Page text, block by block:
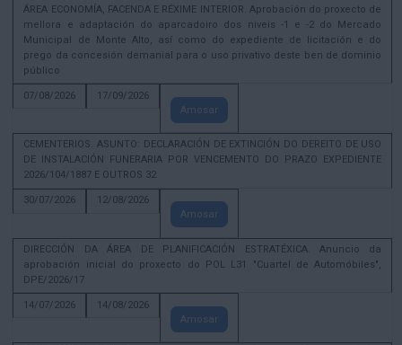
ÁREA ECONOMÍA, FACENDA E RÉXIME INTERIOR. Aprobación do proxecto de
mellora e adaptación do aparcadoiro dos niveis -1 e -2 do Mercado
Municipal de Monte Alto, así como do expediente de licitación e do
prego da concesión demanial para o uso privativo deste ben de dominio
público
07/08/2026
17/09/2026
Amosar
CEMENTERIOS. ASUNTO: DECLARACIÓN DE EXTINCIÓN DO DEREITO DE USO
DE INSTALACIÓN FUNERARIA POR VENCEMENTO DO PRAZO EXPEDIENTE
2026/104/1887 E OUTROS 32
30/07/2026
12/08/2026
Amosar
DIRECCIÓN DA ÁREA DE PLANIFICACIÓN ESTRATÉXICA. Anuncio da
aprobación inicial do proxecto do POL L31 "Cuartel de Automóbiles",
DPE/2026/17
14/07/2026
14/08/2026
Amosar